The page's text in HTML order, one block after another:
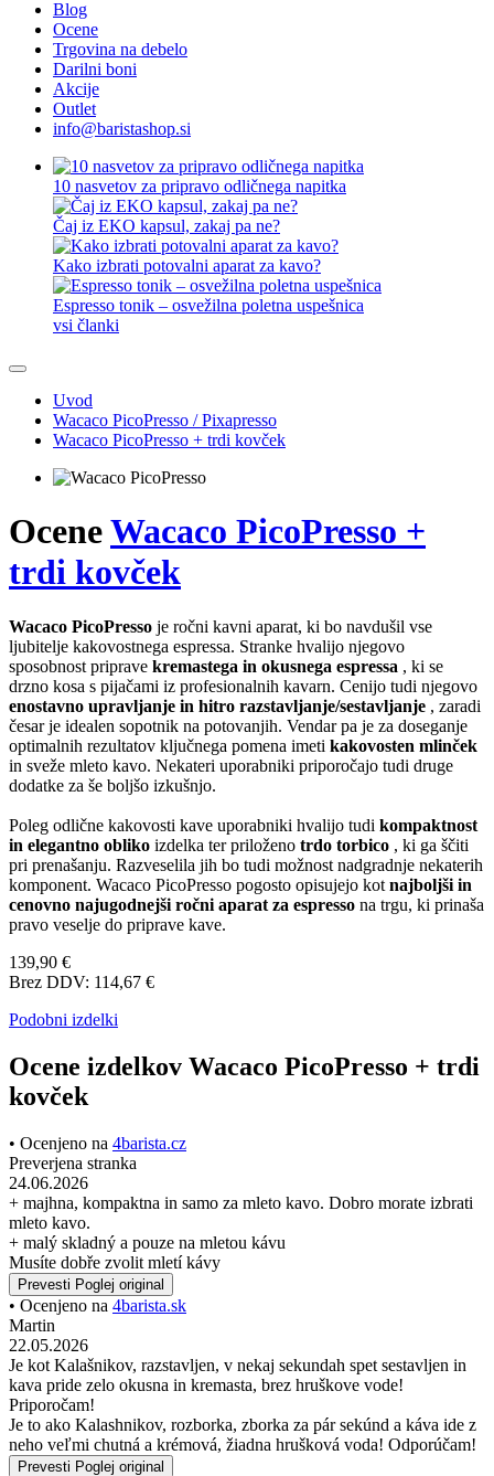
Blog
Ocene
Trgovina na debelo
Darilni boni
Akcije
Outlet
info@baristashop.si
10 nasvetov za pripravo odličnega napitka
Čaj iz EKO kapsul, zakaj pa ne?
Kako izbrati potovalni aparat za kavo?
Espresso tonik – osvežilna poletna uspešnica
vsi članki
Uvod
Wacaco PicoPresso / Pixapresso
Wacaco PicoPresso + trdi kovček
OceneWacaco PicoPresso +
trdi kovček
Wacaco PicoPresso je ročni kavni aparat, ki bo navdušil vse
ljubitelje kakovostnega espressa. Stranke hvalijo njegovo
sposobnost priprave kremastega in okusnega espressa , ki se
drzno kosa s pijačami iz profesionalnih kavarn. Cenijo tudi njegovo
enostavno upravljanje in hitro razstavljanje/sestavljanje , zaradi
česar je idealen sopotnik na potovanjih. Vendar pa je za doseganje
optimalnih rezultatov ključnega pomena imeti kakovosten mlinček
in sveže mleto kavo. Nekateri uporabniki priporočajo tudi druge
dodatke za še boljšo izkušnjo.
Poleg odlične kakovosti kave uporabniki hvalijo tudi kompaktnost
in elegantno obliko izdelka ter priloženo trdo torbico , ki ga ščiti
pri prenašanju. Razveselila jih bo tudi možnost nadgradnje nekaterih
komponent. Wacaco PicoPresso pogosto opisujejo kot najboljši in
cenovno najugodnejši ročni aparat za espresso na trgu, ki prinaša
pravo veselje do priprave kave.
139,90 €
Brez DDV: 114,67 €
Podobni izdelki
Ocene izdelkov Wacaco PicoPresso + trdi
kovček
• Ocenjeno na 4barista.cz
Preverjena stranka
24.06.2026
+ majhna, kompaktna in samo za mleto kavo. Dobro morate izbrati
mleto kavo.
+ malý skladný a pouze na mletou kávu
Musíte dobře zvolit mletí kávy
Prevesti Poglej original
• Ocenjeno na 4barista.sk
Martin
22.05.2026
Je kot Kalašnikov, razstavljen, v nekaj sekundah spet sestavljen in
kava pride zelo okusna in kremasta, brez hruškove vode!
Priporočam!
Je to ako Kalashnikov, rozborka, zborka za pár sekúnd a káva ide z
neho veľmi chutná a krémová, žiadna hrušková voda! Odporúčam!
Prevesti Poglej original